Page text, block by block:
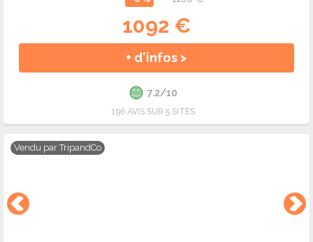
1092 €
+ d'infos >
7.2/10
196 AVIS SUR 5 SITES
Vendu parTripandCo